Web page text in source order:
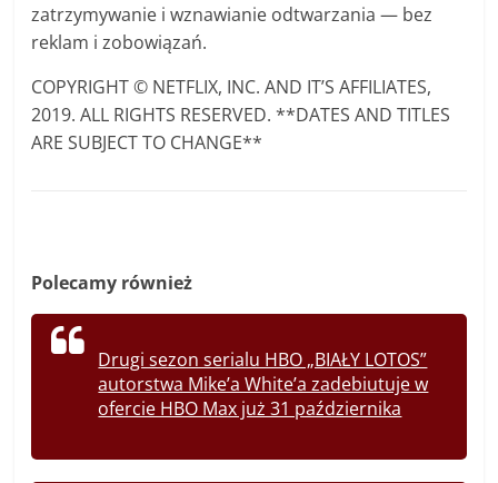
zatrzymywanie i wznawianie odtwarzania — bez
reklam i zobowiązań.
COPYRIGHT © NETFLIX, INC. AND IT’S AFFILIATES,
2019. ALL RIGHTS RESERVED. **DATES AND TITLES
ARE SUBJECT TO CHANGE**
Polecamy również
Drugi sezon serialu HBO „BIAŁY LOTOS”
autorstwa Mike’a White’a zadebiutuje w
ofercie HBO Max już 31 października